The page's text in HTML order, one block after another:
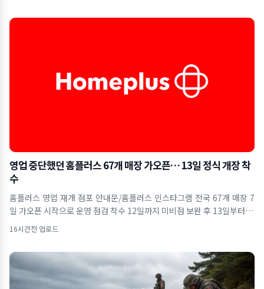
영업 중단했던 홈플러스 67개 매장 가오픈… 13일 정식 개장 착
수
홈플러스 영업 재개 점포 안내문/홈플러스 인스타그램 전국 67개 매장 7
일 가오픈 시작으로 운영 점검 착수 12일까지 미비점 보완 후 13일부터 본
격
16시간전 업로드